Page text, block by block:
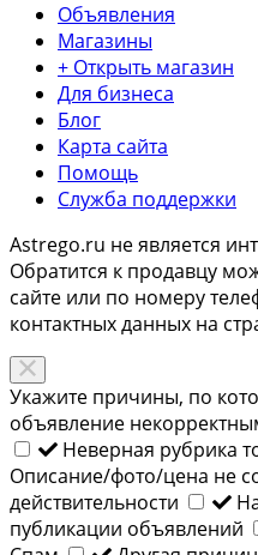
Объявления
Магазины
+ Открыть магазин
Для бизнеса
Блог
Карта сайта
Помощь
Служба поддержки
Astrego.ru не является
Обратится к продавцу
сайте или по номеру
контактных данных на
Укажите причины, по
объявление
Неверная рубрика
Описание/фото/цена не
действительности
публикации объявлений